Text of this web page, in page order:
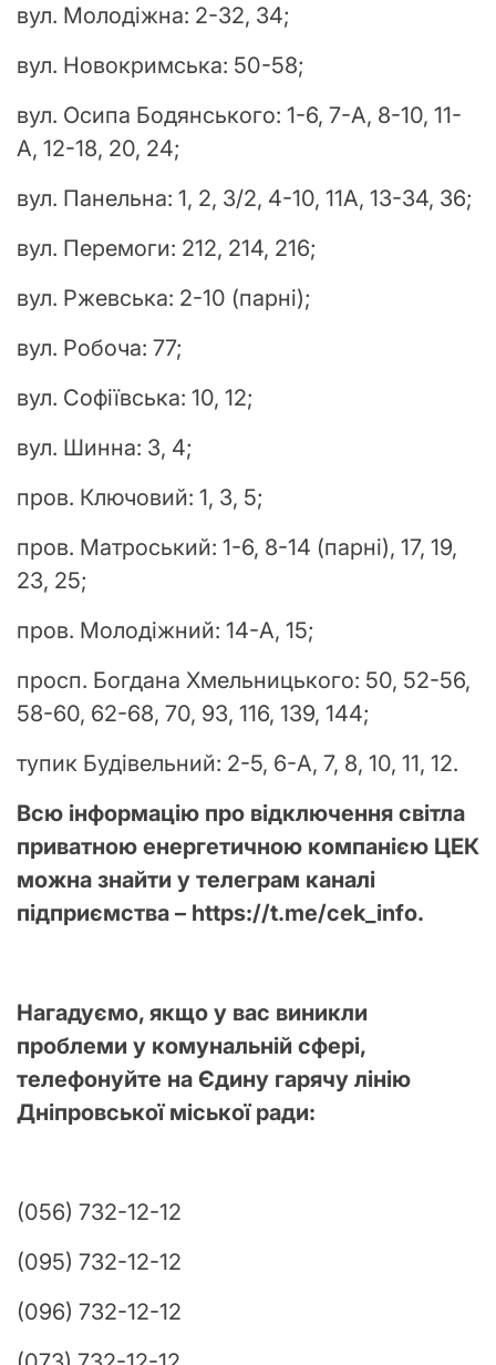
вул. Молодіжна: 2-32, 34;
вул. Новокримська: 50-58;
вул. Осипа Бодянського: 1-6, 7-А, 8-10, 11-
А, 12-18, 20, 24;
вул. Панельна: 1, 2, 3/2, 4-10, 11А, 13-34, 36;
вул. Перемоги: 212, 214, 216;
вул. Ржевська: 2-10 (парні);
вул. Робоча: 77;
вул. Софіївська: 10, 12;
вул. Шинна: 3, 4;
пров. Ключовий: 1, 3, 5;
пров. Матроський: 1-6, 8-14 (парні), 17, 19,
23, 25;
пров. Молодіжний: 14-А, 15;
просп. Богдана Хмельницького: 50, 52-56,
58-60, 62-68, 70, 93, 116, 139, 144;
тупик Будівельний: 2-5, 6-А, 7, 8, 10, 11, 12.
Всю інформацію про відключення світла
приватною енергетичною компанією ЦЕК
можна знайти у телеграм каналі
підприємства – https://t.me/cek_info.
Нагадуємо, якщо у вас виникли
проблеми у комунальній сфері,
телефонуйте на Єдину гарячу лінію
Дніпровської міської ради:
(056) 732-12-12
(095) 732-12-12
(096) 732-12-12